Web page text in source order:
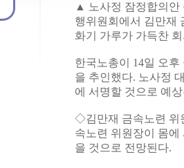
▲ 노사정 잠정합의안
행위원회에서 김만재
화기 가루가 가득찬
한국노총이 14일 오
을 추인했다. 노사정
에 서명할 것으로 예
◇김만재 금속노련 위
속노련 위원장이 몸
을 것으로 전망된다.